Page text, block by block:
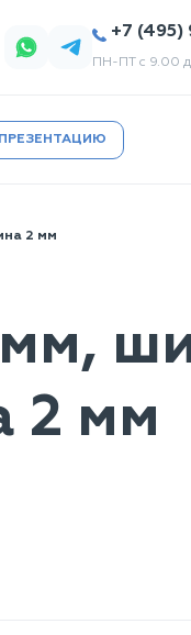
+7
ПН-ПТ с 9.00
2 мм
2 мм